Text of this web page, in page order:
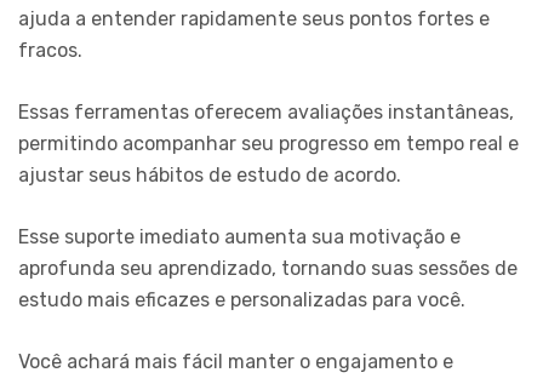
ajuda a entender rapidamente seus pontos fortes e
fracos.
Essas ferramentas oferecem avaliações instantâneas,
permitindo acompanhar seu progresso em tempo real e
ajustar seus hábitos de estudo de acordo.
Esse suporte imediato aumenta sua motivação e
aprofunda seu aprendizado, tornando suas sessões de
estudo mais eficazes e personalizadas para você.
Você achará mais fácil manter o engajamento e